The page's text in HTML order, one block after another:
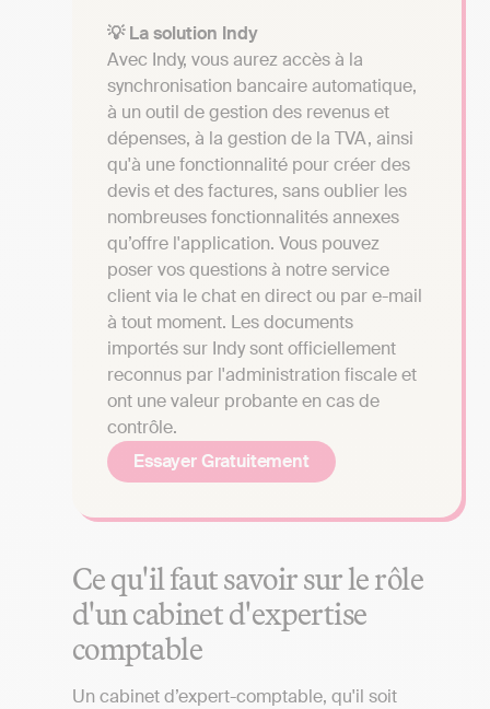
💡 La solution Indy
Avec Indy, vous aurez accès à la
synchronisation bancaire automatique,
à un outil de gestion des revenus et
dépenses, à la gestion de la TVA, ainsi
qu'à une fonctionnalité pour créer des
devis et des factures, sans oublier les
nombreuses fonctionnalités annexes
qu’offre l'application. Vous pouvez
poser vos questions à notre service
client via le chat en direct ou par e-mail
à tout moment. Les documents
importés sur Indy sont officiellement
reconnus par l'administration fiscale et
ont une valeur probante en cas de
contrôle.
Essayer Gratuitement
Ce qu'il faut savoir sur le rôle
d'un cabinet d'expertise
comptable
Un cabinet d’expert-comptable, qu'il soit